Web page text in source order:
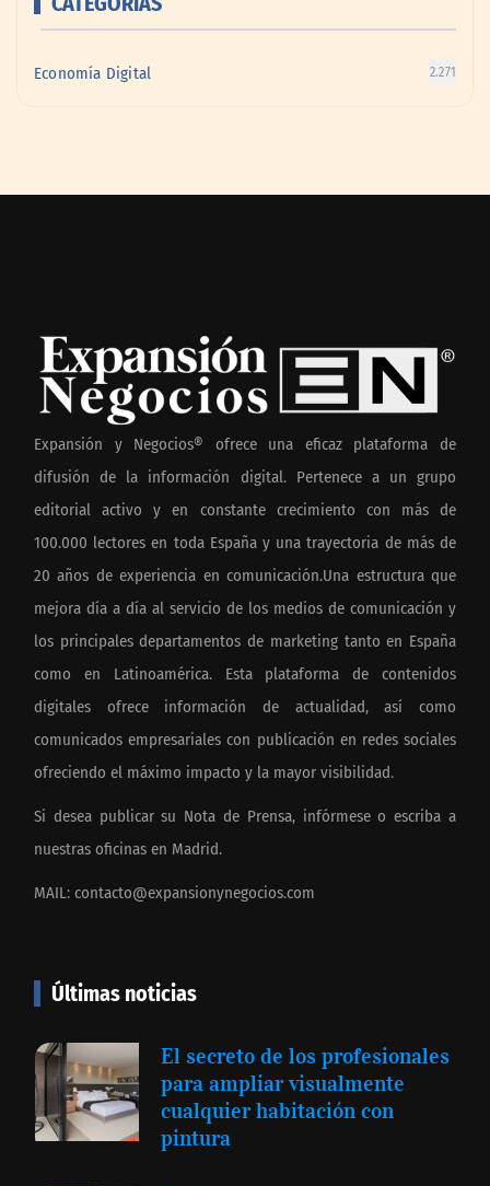
Economía Digital 2.271
Expansión y Negocios® ofrece una eficaz plataforma de
difusión de la información digital. Pertenece a un grupo
editorial activo y en constante crecimiento con más de
100.000 lectores en toda España y una trayectoria de más de
20 años de experiencia en comunicación.Una estructura que
mejora día a día al servicio de los medios de comunicación y
los principales departamentos de marketing tanto en España
como en Latinoamérica. Esta plataforma de contenidos
digitales ofrece información de actualidad, así como
comunicados empresariales con publicación en redes sociales
ofreciendo el máximo impacto y la mayor visibilidad.
Si desea publicar su Nota de Prensa, infórmese o escriba a
nuestras oficinas en Madrid.
MAIL: contacto@expansionynegocios.com
Últimas noticias
El secreto de los profesionales
para ampliar visualmente
cualquier habitación con
pintura